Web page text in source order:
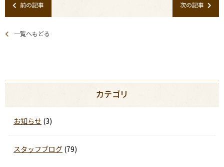
前の記事 次の記事
一覧へもどる
カテゴリ
お知らせ (3)
スタッフブログ (79)